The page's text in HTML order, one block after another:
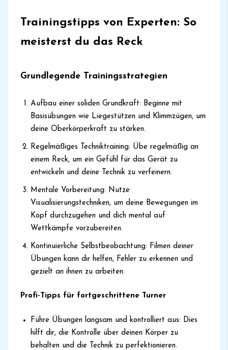
Trainingstipps von Experten: So
meisterst du das Reck
Grundlegende Trainingsstrategien
Aufbau einer soliden Grundkraft: Beginne mit
Basisübungen wie Liegestützen und Klimmzügen, um
deine Oberkörperkraft zu stärken.
Regelmäßiges Techniktraining: Übe regelmäßig an
einem Reck, um ein Gefühl für das Gerät zu
entwickeln und deine Technik zu verfeinern.
Mentale Vorbereitung: Nutze
Visualisierungstechniken, um deine Bewegungen im
Kopf durchzugehen und dich mental auf
Wettkämpfe vorzubereiten.
Kontinuierliche Selbstbeobachtung: Filmen deiner
Übungen kann dir helfen, Fehler zu erkennen und
gezielt an ihnen zu arbeiten.
Profi-Tipps für fortgeschrittene Turner
Führe Übungen langsam und kontrolliert aus: Dies
hilft dir, die Kontrolle über deinen Körper zu
behalten und die Technik zu perfektionieren.